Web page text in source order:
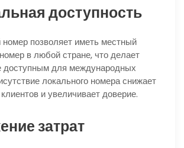
доступность
позволяет иметь местный
в любой стране, что делает
доступным для международных
локального номера снижает
и увеличивает доверие.
затрат